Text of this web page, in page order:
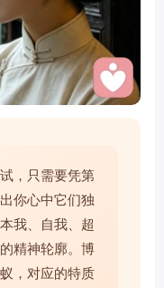
，只需要凭第
你心中它们独
我、自我、超
精神轮廓。博
，对应的特质